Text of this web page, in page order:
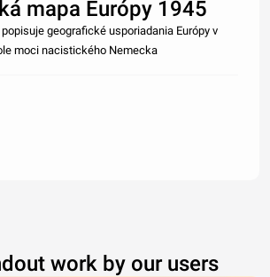
mapa Európy 1945
geografické usporiadania Európy v
moci nacistického Nemecka
work by our users